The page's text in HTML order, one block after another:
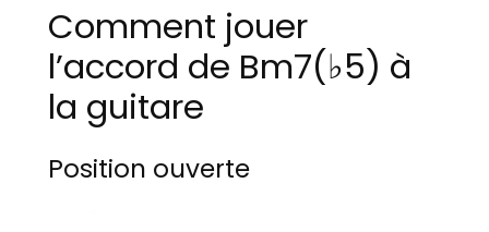
Comment jouer
l’accord de Bm7(♭5) à
la guitare
Position ouverte